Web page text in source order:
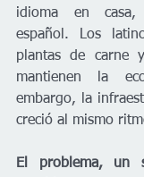
idioma en casa,
español. Los
plantas de carne
mantienen la
embargo, la
creció al mismo
El problema, un